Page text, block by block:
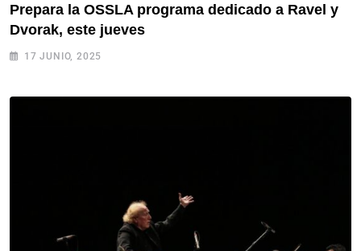
Prepara la OSSLA programa dedicado a Ravel y
Dvorak, este jueves
17 JUNIO, 2025